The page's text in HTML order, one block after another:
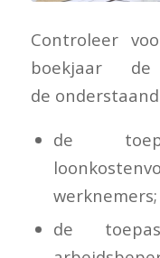
Controleer
boekjaar
de
de
werknemers;
de